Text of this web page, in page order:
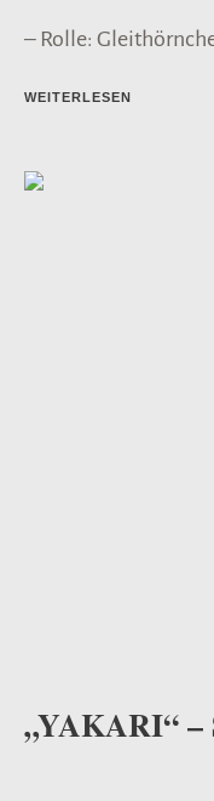
– Rolle:
WEITERLESEN
„YAKARI“